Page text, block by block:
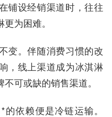
铺设经销渠道时，往往
为困难。
变。伴随消费习惯的改
，线上渠道成为冰淇淋
可或缺的销售渠道。
依赖便是冷链运输。